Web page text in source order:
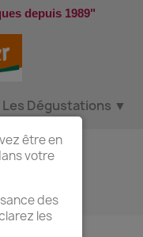
depuis 1989"
Les Dégustations ▼
être en
votre
des
les